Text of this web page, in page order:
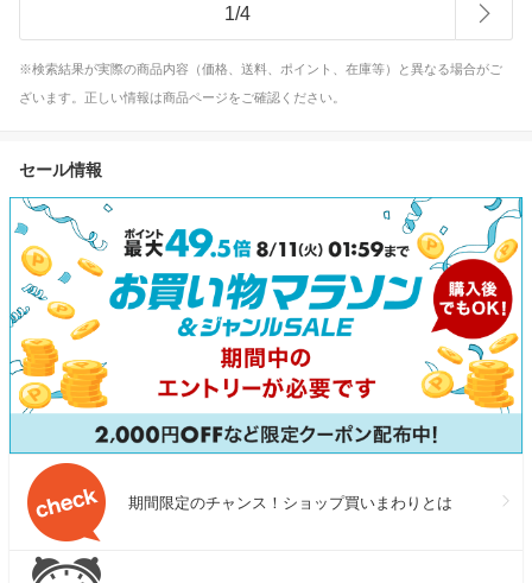
1/4
※検索結果が実際の商品内容（価格、送料、ポイント、在庫等）と異なる場合がご
ざいます。正しい情報は商品ページをご確認ください。
セール情報
期間限定のチャンス！ショップ買いまわりとは